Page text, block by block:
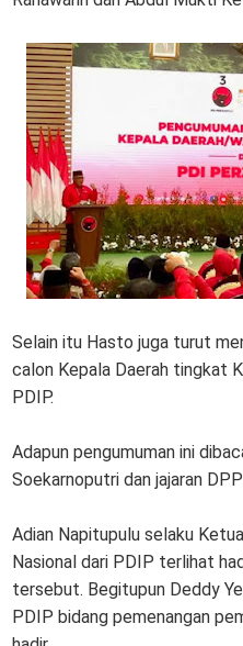
Selain itu Hasto juga turut
calon Kepala Daerah tingkat
PDIP.
Adapun pengumuman ini
Soekarnoputri dan jajaran
Adian Napitupulu selaku
Nasional dari PDIP terlihat
tersebut. Begitupun Deddy
PDIP bidang pemenangan